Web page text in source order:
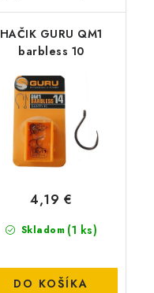
HAČIK GURU QM1
barbless 10
Skladom (1 ks)
4,19 €
DO KOŠÍKA